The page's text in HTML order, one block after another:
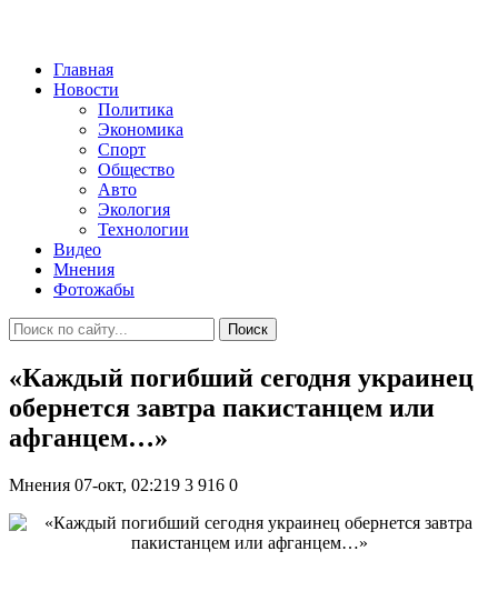
Главная
Новости
Политика
Экономика
Спорт
Общество
Авто
Экология
Технологии
Видео
Мнения
Фотожабы
Поиск
«Каждый погибший сегодня украинец
обернется завтра пакистанцем или
афганцем…»
Мнения 07-окт, 02:219 3 916 0